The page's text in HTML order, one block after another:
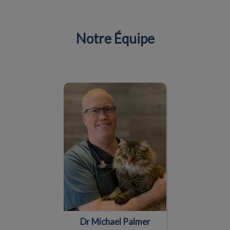
Notre Équipe
Dr Michael Palmer
Dr Michael Palmer